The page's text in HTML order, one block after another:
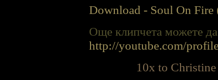
Download - Soul On
Още клипчета можете
http://youtube.com/
10x to